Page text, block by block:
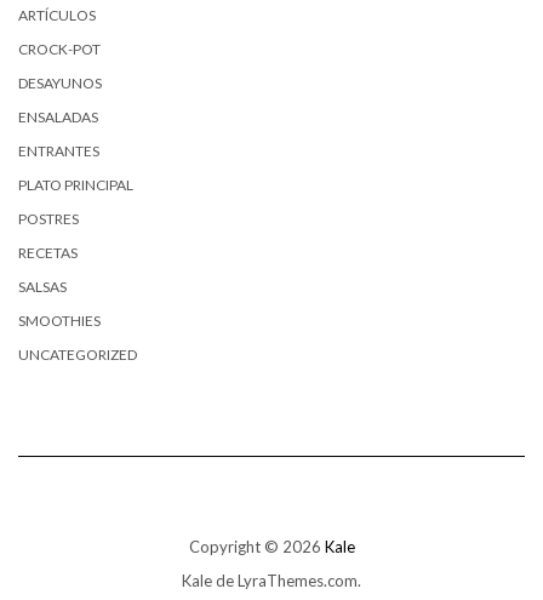
ARTÍCULOS
CROCK-POT
DESAYUNOS
ENSALADAS
ENTRANTES
PLATO PRINCIPAL
POSTRES
RECETAS
SALSAS
SMOOTHIES
UNCATEGORIZED
Copyright © 2026 Kale
Kalede LyraThemes.com.